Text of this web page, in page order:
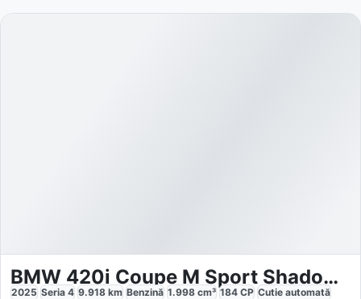
BMW 420i Coupe M Sport Shadow Line
2025 Seria 4 9.918 km Benzină 1.998 cm³ 184 CP Cutie automată